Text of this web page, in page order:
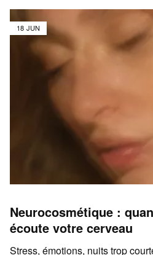
18 JUN
Neurocosmétique :
écoute votre cerveau
Stress, émotions, nuits trop